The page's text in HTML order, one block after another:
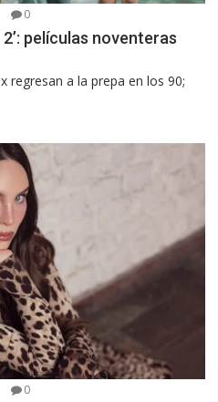
0
películas noventeras
regresan a la prepa en los 90;
0